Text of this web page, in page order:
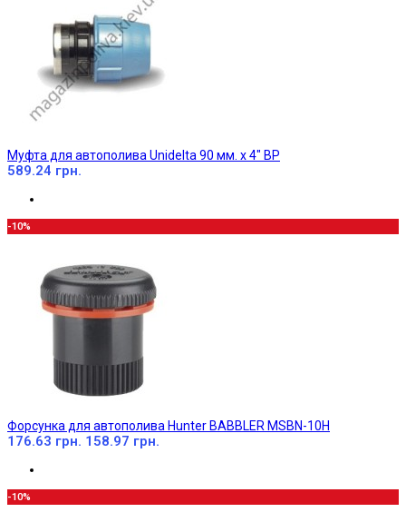
Муфта для автополива Unidelta 90 мм. х 4" ВР
589.24 грн.
-10%
Форсунка для автополива Hunter BABBLER MSBN-10H
176.63 грн. 158.97 грн.
-10%